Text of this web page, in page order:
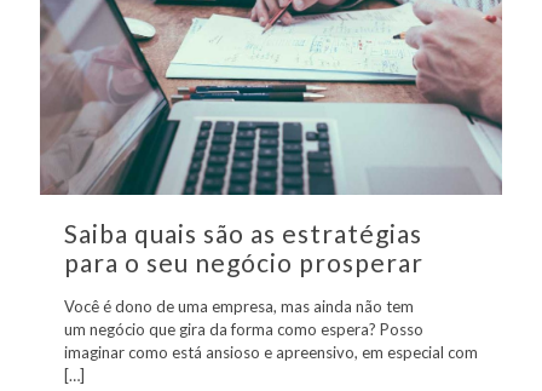
Saiba quais são as estratégias
para o seu negócio prosperar
Você é dono de uma empresa, mas ainda não tem
um negócio que gira da forma como espera? Posso
imaginar como está ansioso e apreensivo, em especial com
[…]